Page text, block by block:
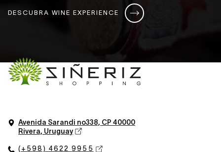
DESCUBRA WINE EXPERIENCE
Avenida Sarandi no338, CP 40000
Rivera, Uruguay
(+598) 4622 9955